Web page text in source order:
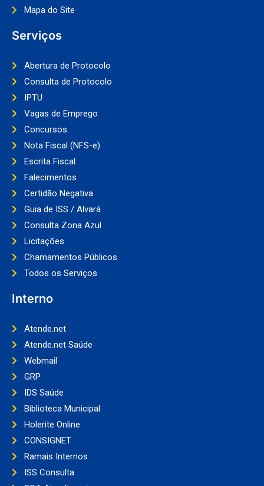
Mapa do Site
Serviços
Abertura de Protocolo
Consulta de Protocolo
IPTU
Vagas de Emprego
Concursos
Nota Fiscal (NFS-e)
Escrita Fiscal
Falecimentos
Certidão Negativa
Guia de ISS / Alvará
Consulta Zona Azul
Licitações
Chamamentos Públicos
Todos os Serviços
Interno
Atende.net
Atende.net Saúde
Webmail
GRP
IDS Saúde
Biblioteca Municipal
Holerite Online
CONSIGNET
Ramais Internos
ISS Consulta